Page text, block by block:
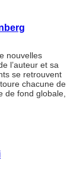
nouvelles
l’auteur et sa
se retrouvent
chacune de
de fond globale,